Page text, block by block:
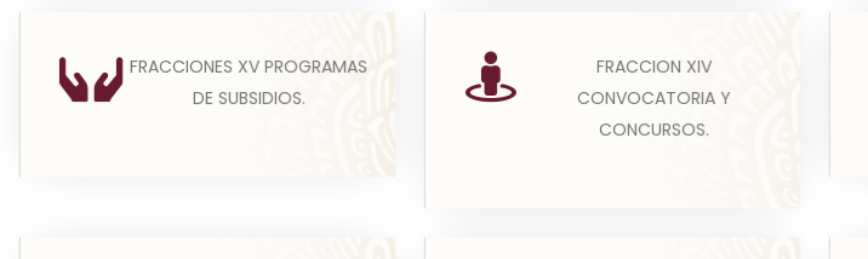
FRACCIONES XV PROGRAMAS
DE SUBSIDIOS.
programas de subsidios,
estímulos y apoyos, en el que se
FRACCION XIV
CONVOCATORIA Y
CONCURSOS.
El sujeto obligado publicará los
avisos, invitaciones y/o
convocatorias que emita par...